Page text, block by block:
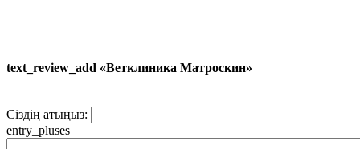
text_review_add «Ветклиника Матроскин»
Сіздің атыңыз:
entry_pluses